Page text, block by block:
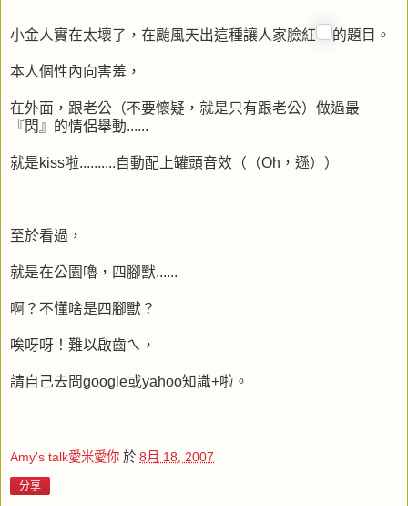
小金人實在太壞了，在颱風天出這種讓人家臉紅 的題目。
本人個性內向害羞，
在外面，跟老公（不要懷疑，就是只有跟老公）做過最
『閃』的情侶舉動......
就是kiss啦..........自動配上罐頭音效（（Oh，遜））
至於看過，
就是在公園嚕，四腳獸......
啊？不懂啥是四腳獸？
唉呀呀！難以啟齒ㄟ，
請自己去問google或yahoo知識+啦。
Amy's talk愛米愛你 於 8月 18, 2007
分享